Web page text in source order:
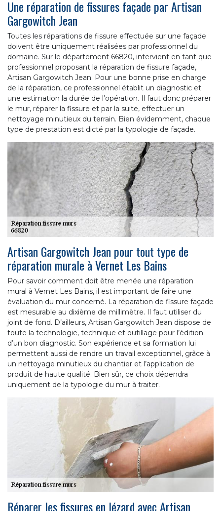
Une réparation de fissures façade par Artisan
Gargowitch Jean
Toutes les réparations de fissure effectuée sur une façade
doivent être uniquement réalisées par professionnel du
domaine. Sur le département 66820, intervient en tant que
professionnel proposant la réparation de fissure façade,
Artisan Gargowitch Jean. Pour une bonne prise en charge
de la réparation, ce professionnel établit un diagnostic et
une estimation la durée de l’opération. Il faut donc préparer
le mur, réparer la fissure et par la suite, effectuer un
nettoyage minutieux du terrain. Bien évidemment, chaque
type de prestation est dicté par la typologie de façade.
Artisan Gargowitch Jean pour tout type de
réparation murale à Vernet Les Bains
Pour savoir comment doit être menée une réparation
mural à Vernet Les Bains, il est important de faire une
évaluation du mur concerné. La réparation de fissure façade
est mesurable au dixième de millimètre. Il faut utiliser du
joint de fond. D’ailleurs, Artisan Gargowitch Jean dispose de
toute la technologie, technique et outillage pour l’édition
d’un bon diagnostic. Son expérience et sa formation lui
permettent aussi de rendre un travail exceptionnel, grâce à
un nettoyage minutieux du chantier et l’application de
produit de haute qualité. Bien sûr, ce choix dépendra
uniquement de la typologie du mur à traiter.
Réparer les fissures en lézard avec Artisan